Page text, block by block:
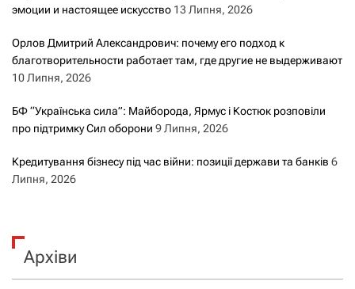
эмоции и настоящее искусство 13 Липня, 2026
Орлов Дмитрий Александрович: почему его подход к
благотворительности работает там, где другие не выдерживают
10 Липня, 2026
БФ “Українська сила”: Майборода, Ярмус і Костюк розповіли
про підтримку Сил оборони 9 Липня, 2026
Кредитування бізнесу під час війни: позиції держави та банків 6
Липня, 2026
Архіви